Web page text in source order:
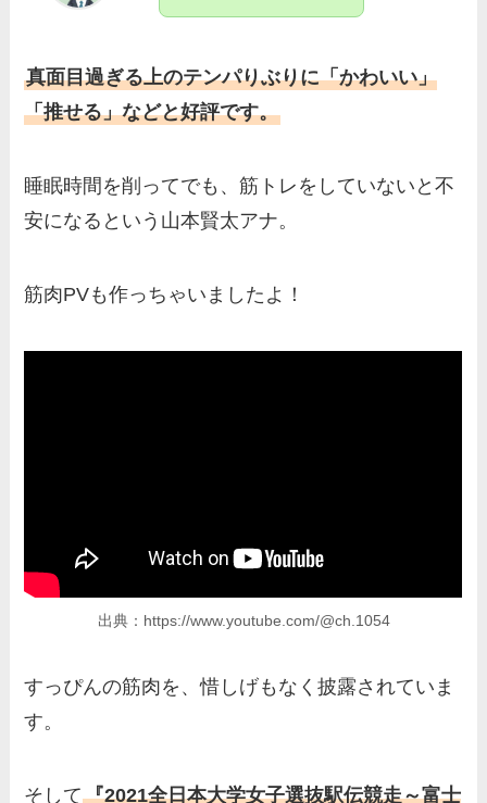
真面目過ぎる上のテンパりぶりに「かわいい」
「推せる」などと好評です。
睡眠時間を削ってでも、筋トレをしていないと不
安になるという山本賢太アナ。
筋肉PVも作っちゃいましたよ！
出典：https://www.youtube.com/@ch.1054
すっぴんの筋肉を、惜しげもなく披露されていま
す。
そして『2021全日本大学女子選抜駅伝競走～富士